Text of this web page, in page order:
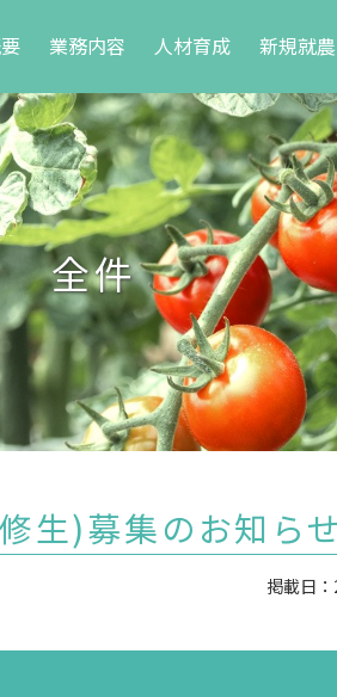
業務内容 人材育成 新規就農
全件
生)募集のお知らせ
掲載日